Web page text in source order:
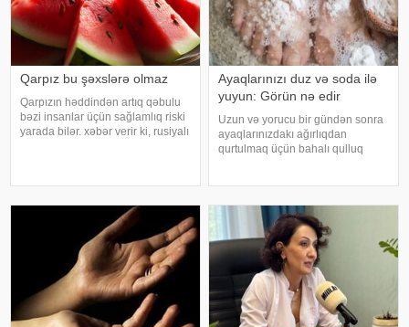
Qarpız bu şəxslərə olmaz
Qarpızın həddindən artıq qəbulu
bəzi insanlar üçün sağlamlıq riski
yarada bilər. xəbər verir ki, rusiyalı
Ayaqlarınızı duz və soda ilə
yuyun: Görün nə edir
Uzun və yorucu bir gündən sonra
ayaqlarınızdakı ağırlıqdan
qurtulmaq üçün bahalı qulluq
bilərsiniz. xəbər verir ki, çox vax